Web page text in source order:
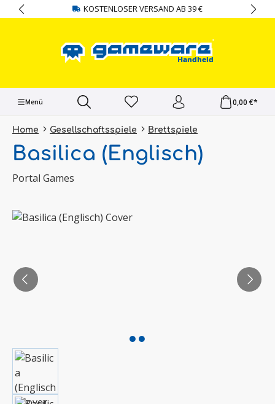
springen KOSTENLOSER VERSAND AB 39 €
Menü 0,00 €*
Home Gesellschaftsspiele Brettspiele
Basilica (Englisch)
Portal Games
Bildergalerie überspringen